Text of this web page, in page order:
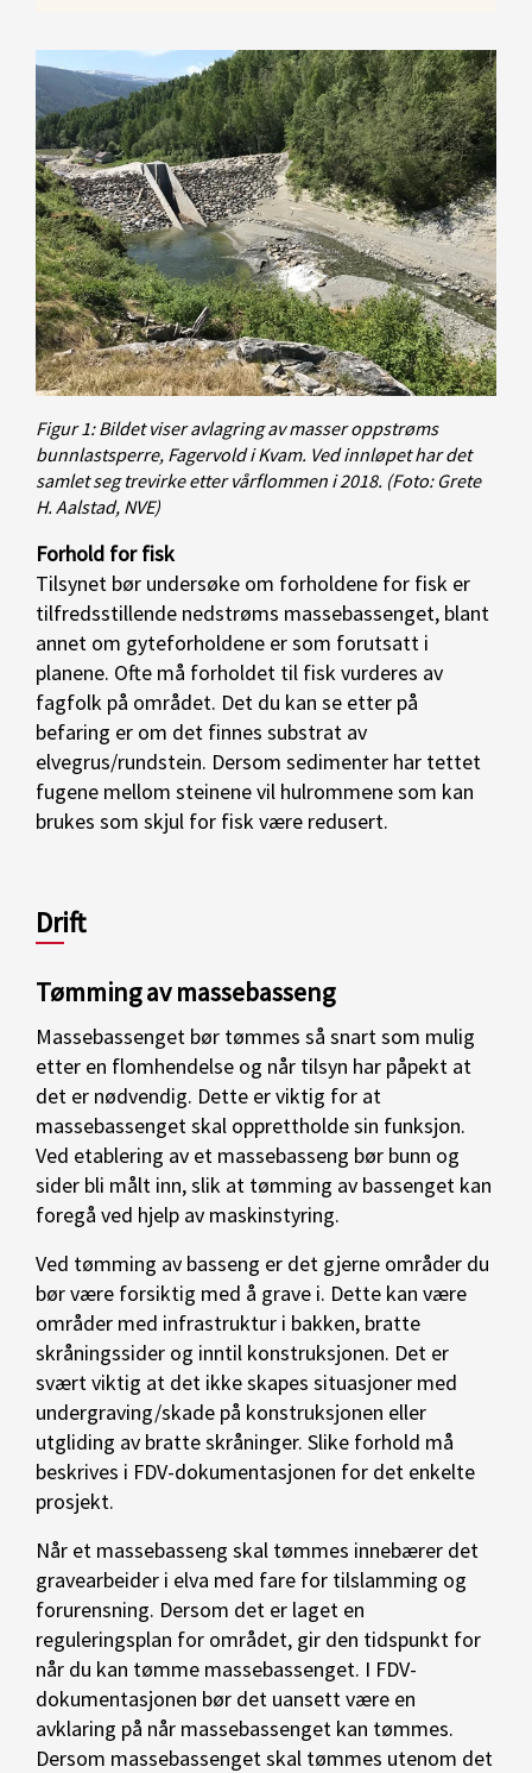
Figur 1: Bildet viser avlagring av masser oppstrøms
bunnlastsperre, Fagervold i Kvam. Ved innløpet har det
samlet seg trevirke etter vårflommen i 2018. (Foto: Grete
H. Aalstad, NVE)
Forhold for fisk
Tilsynet bør undersøke om forholdene for fisk er
tilfredsstillende nedstrøms massebassenget, blant
annet om gyteforholdene er som forutsatt i
planene. Ofte må forholdet til fisk vurderes av
fagfolk på området. Det du kan se etter på
befaring er om det finnes substrat av
elvegrus/rundstein. Dersom sedimenter har tettet
fugene mellom steinene vil hulrommene som kan
brukes som skjul for fisk være redusert.
Drift
Tømming av massebasseng
Massebassenget bør tømmes så snart som mulig
etter en flomhendelse og når tilsyn har påpekt at
det er nødvendig. Dette er viktig for at
massebassenget skal opprettholde sin funksjon.
Ved etablering av et massebasseng bør bunn og
sider bli målt inn, slik at tømming av bassenget kan
foregå ved hjelp av maskinstyring.
Ved tømming av basseng er det gjerne områder du
bør være forsiktig med å grave i. Dette kan være
områder med infrastruktur i bakken, bratte
skråningssider og inntil konstruksjonen. Det er
svært viktig at det ikke skapes situasjoner med
undergraving/skade på konstruksjonen eller
utgliding av bratte skråninger. Slike forhold må
beskrives i FDV-dokumentasjonen for det enkelte
prosjekt.
Når et massebasseng skal tømmes innebærer det
gravearbeider i elva med fare for tilslamming og
forurensning. Dersom det er laget en
reguleringsplan for området, gir den tidspunkt for
når du kan tømme massebassenget. I FDV-
dokumentasjonen bør det uansett være en
avklaring på når massebassenget kan tømmes.
Dersom massebassenget skal tømmes utenom det